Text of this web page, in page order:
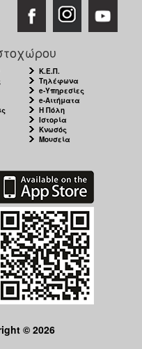
Κ.Ε.Π.
Τηλέφωνα
e-Υπηρεσίες
e-Αιτήματα
Η Πόλη
Ιστορία
Κνωσός
Μουσεία
© 2026